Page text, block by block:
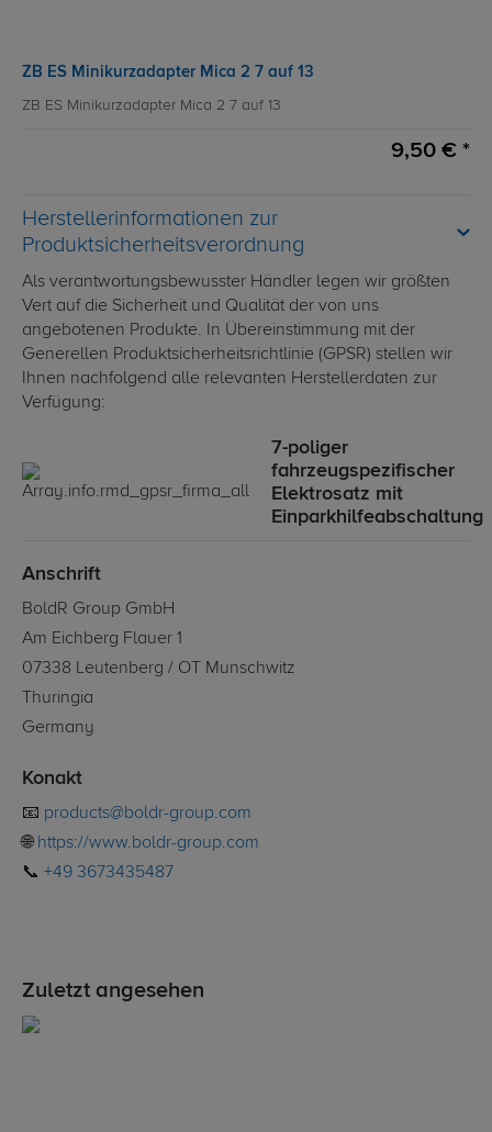
ZB ES Minikurzadapter Mica 2 7 auf 13
ZB ES Minikurzadapter Mica 2 7 auf 13
9,50 € *
Herstellerinformationen zur
Produktsicherheitsverordnung
Als verantwortungsbewusster Händler legen wir größten
Vert auf die Sicherheit und Qualität der von uns
angebotenen Produkte. In Übereinstimmung mit der
Generellen Produktsicherheitsrichtlinie (GPSR) stellen wir
Ihnen nachfolgend alle relevanten Herstellerdaten zur
Verfügung:
7-poliger
fahrzeugspezifischer
Elektrosatz mit
Einparkhilfeabschaltung
Anschrift
BoldR Group GmbH
Am Eichberg Flauer 1
07338 Leutenberg / OT Munschwitz
Thuringia
Germany
Konakt
📧 products@boldr-group.com
🌐 https://www.boldr-group.com
📞 +49 3673435487
Zuletzt angesehen